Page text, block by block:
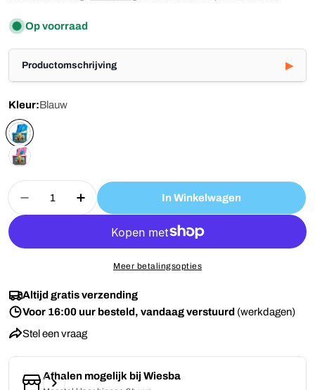
Op voorraad
Productomschrijving
Kleur:Blauw
Aantal
Aantal Voor Wiesba Kindertablet 10.1 Inch
Aantal Voor Wiesba Kindertablet 10.1
In Winkelwagen
Meer betalingsopties
Altijd gratis verzending
Voor 16:00 uur besteld, vandaag verstuurd (werkdagen)
Stel een vraag
Afhalen mogelijk bij Wiesba